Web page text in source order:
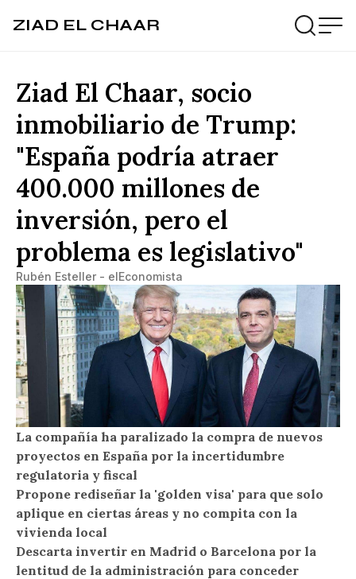
ZIAD EL CHAAR
Ziad El Chaar, socio
inmobiliario de Trump:
"España podría atraer
400.000 millones de
inversión, pero el
problema es legislativo"
Rubén Esteller - elEconomista
La compañía ha paralizado la compra de nuevos
proyectos en España por la incertidumbre
regulatoria y fiscal
Propone rediseñar la 'golden visa' para que solo
aplique en ciertas áreas y no compita con la
vivienda local
Descarta invertir en Madrid o Barcelona por la
lentitud de la administración para conceder